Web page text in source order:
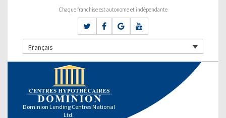
Chaque franchise est autonome et indépendante
Français
Dominion Lending Centres National
Ltd.